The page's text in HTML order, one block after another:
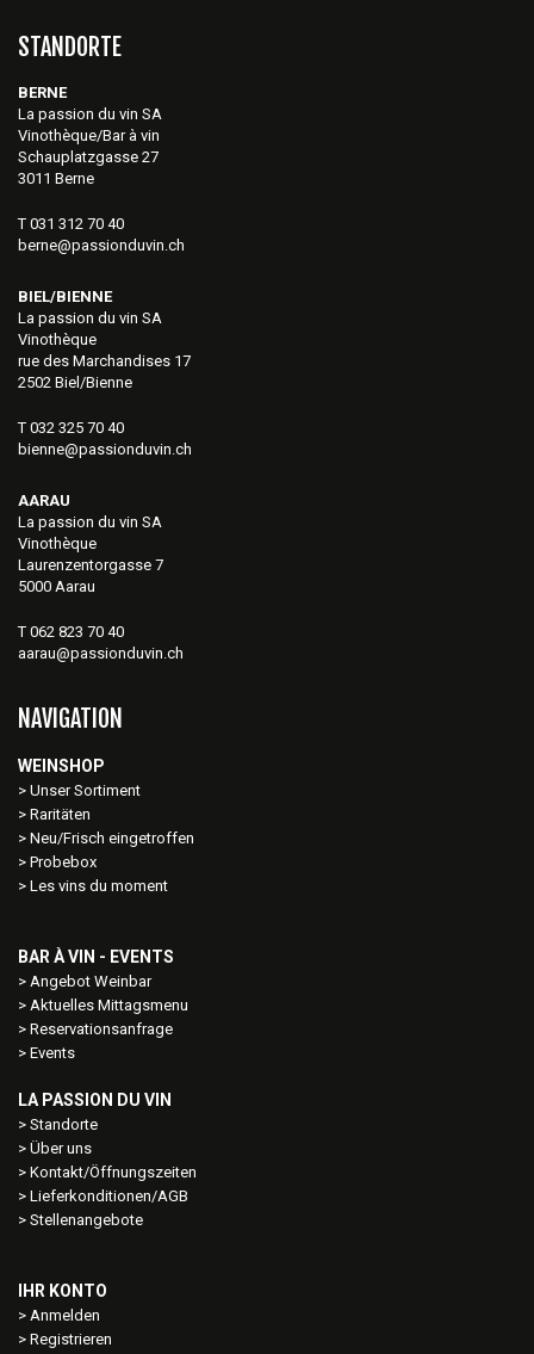
STANDORTE
BERNE
La passion du vin SA
Vinothèque/Bar à vin
Schauplatzgasse 27
3011 Berne
T 031 312 70 40
berne@passionduvin.ch
BIEL/BIENNE
La passion du vin SA
Vinothèque
rue des Marchandises 17
2502 Biel/Bienne
T 032 325 70 40
bienne@passionduvin.ch
AARAU
La passion du vin SA
Vinothèque
Laurenzentorgasse 7
5000 Aarau
T 062 823 70 40
aarau@passionduvin.ch
NAVIGATION
WEINSHOP
Unser Sortiment
Raritäten
Neu/Frisch eingetroffen
Probebox
Les vins du moment
BAR À VIN - EVENTS
Angebot Weinbar
Aktuelles Mittagsmenu
Reservationsanfrage
Events
LA PASSION DU VIN
Standorte
Über uns
Kontakt/Öffnungszeiten
Lieferkonditionen/AGB
Stellenangebote
IHR KONTO
Anmelden
Registrieren